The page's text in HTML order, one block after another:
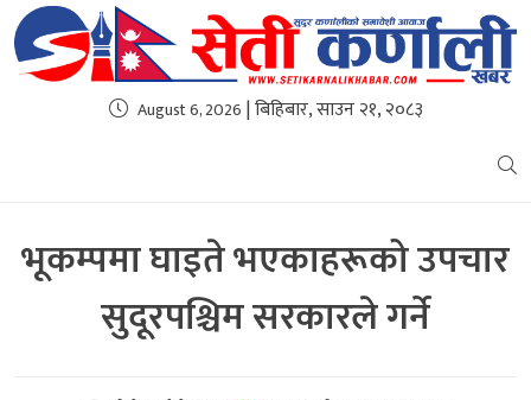
August 6, 2026 | बिहिबार, साउन २१, २०८३
भूकम्पमा घाइते भएकाहरूको उपचार
सुदूरपश्चिम सरकारले गर्ने